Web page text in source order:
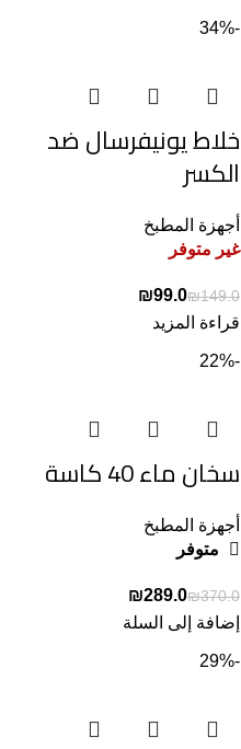
-34%
خلاط يونيفرسال ضد
الكسر
أجهزة المطبخ
غير متوفر
₪149.0
₪99.0
قراءة المزيد
-22%
سخان ماء 40 كاسة
أجهزة المطبخ
متوفر
₪370.0
₪289.0
إضافة إلى السلة
-29%